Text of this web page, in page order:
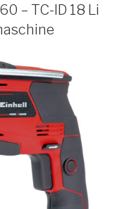
– TC-ID 18 Li